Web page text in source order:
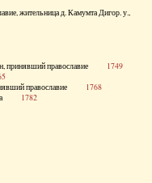
жительница д. Камумта Дигор. у.,
принявший православие 1749
православие 1768
1782